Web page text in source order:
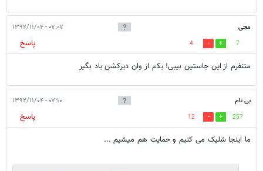
مجی ۰۷:۰۷ - ۱۳۹۲/۱۱/۰۴
7
4
پاسخ
متنفرم از این جاستین بیبی! یکم از وان دیرکشن یاد بگیر
بی نام ۰۷:۱۰ - ۱۳۹۲/۱۱/۰۴
257
12
پاسخ
ما اینجا شلیک می کنیم و حمایت هم میشیم ...